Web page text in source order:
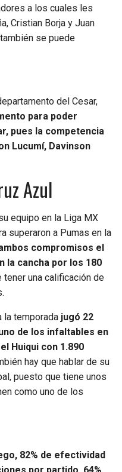
a los cuales les
Cristian Borja y Juan
se puede
del Cesar,
para poder
pues la competencia
Lucumí, Davinson
Azul
equipo en la Liga MX
superaron a Pumas en la
compromisos el
la cancha por los 180
tener una calificación de
la temporada jugó 22
de los infaltables en
Huiqui con 1.890
hay que hablar de su
puesto que tiene unos
como uno de los
82% de efectividad